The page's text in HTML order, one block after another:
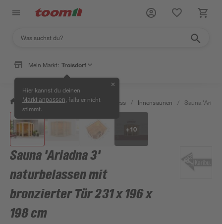
Mein Markt: Troisdorf
Hier kannst du deinen
Markt anpassen , falls er nicht
stimmt.
✕
/ Bad & Sanitär / Sauna & Wellness / Innensaunen / Sauna
+10
Sauna 'Ariadna 3'
naturbelassen mit
bronzierter Tür 231 x 196 x
198 cm